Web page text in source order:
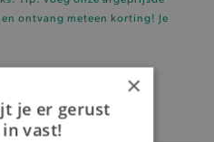
ontvang meteen korting! Je
×
je er gerust
vast!